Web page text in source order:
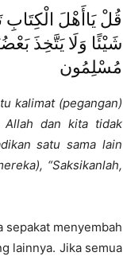
قُلْ يَاأَهْلَ الْكِتَابِ
شَيْئًا وَلَا يَتَّخِذَ
مُسْلِمُون
kalimat (pegangan)
Allah dan kita tidak
satu sama lain
“Saksikanlah,
sepakat menyembah
lainnya. Jika semua